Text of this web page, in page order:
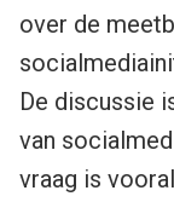
over de
De discussie
van
vraag is